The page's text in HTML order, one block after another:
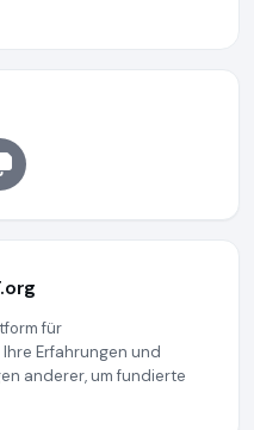
für
Erfahrungen und
anderer, um fundierte